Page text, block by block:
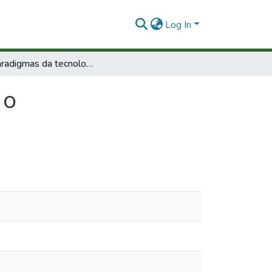
Log In
Os paradigmas da tecnología e o subdesenvolvimento.